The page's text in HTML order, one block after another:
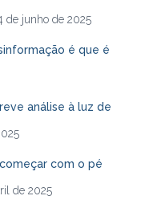
de junho de 2025
é que é
análise à luz de
com o pé
de 2025